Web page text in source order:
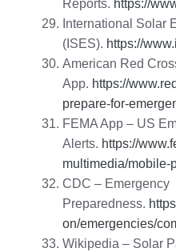
Reports. https://
International Solar
(ISES). https://
American Red
App. https://
prepare-for-
FEMA App – US
Alerts. https://
multimedia/mobile-
CDC – Emergency
Preparedness.
on/emergencies/
Wikipedia – Solar